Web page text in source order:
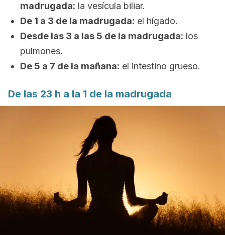
madrugada: la vesícula biliar.
De 1 a 3 de la madrugada: el hígado.
Desde las 3 a las 5 de la madrugada: los
pulmones.
De 5 a 7 de la mañana: el intestino grueso.
De las 23 h a la 1 de la madrugada